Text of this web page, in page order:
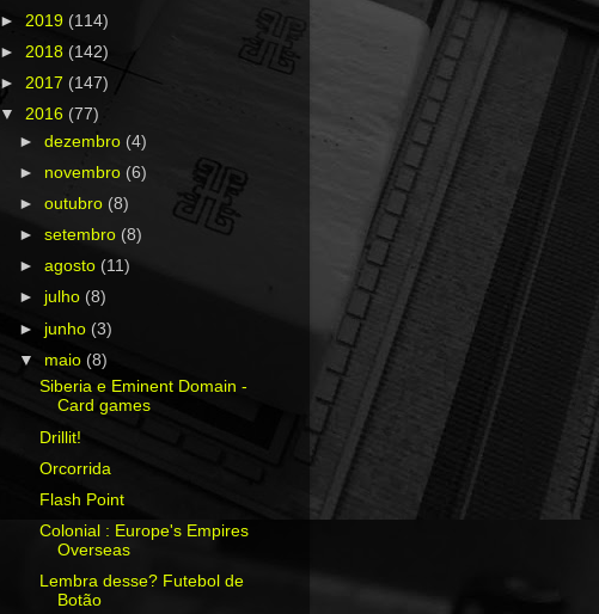
► 2019 (114)
► 2018 (142)
► 2017 (147)
▼ 2016 (77)
►dezembro (4)
► novembro (6)
►outubro (8)
►setembro (8)
►agosto (11)
► julho (8)
► junho (3)
▼ maio (8)
Siberia e Eminent Domain -
Card games
Drillit!
Orcorrida
Flash Point
Colonial : Europe's Empires
Overseas
Lembra desse? Futebol de
Botão